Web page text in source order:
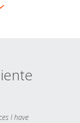
I have